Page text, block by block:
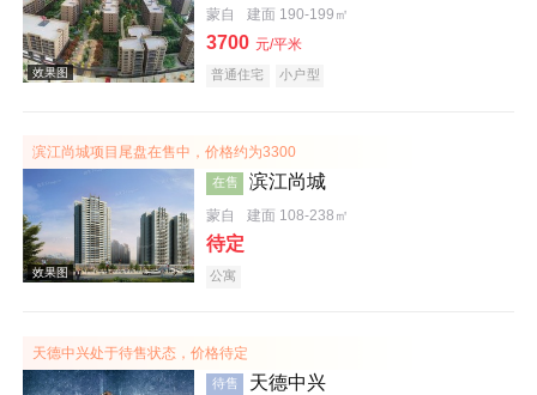
效果图
蒙自 建面 190-199㎡
3700 元/平米
普通住宅 小户型
滨江尚城项目尾盘在售中，价格约为3300
在售 滨江尚城
蒙自 建面 108-238㎡
待定
公寓
天德中兴处于待售状态，价格待定
待售 天德中兴